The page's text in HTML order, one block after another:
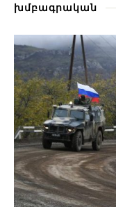
խմբագրական